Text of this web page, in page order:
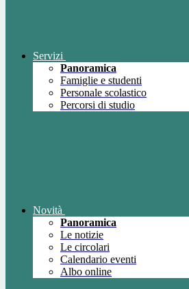
Servizi
Panoramica
Famiglie e studenti
Personale scolastico
Percorsi di studio
Novità
Panoramica
Le notizie
Le circolari
Calendario eventi
Albo online